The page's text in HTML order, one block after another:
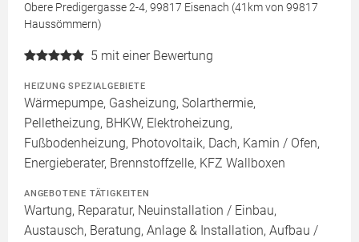
Obere Predigergasse 2-4, 99817 Eisenach (41km von 99817
Haussömmern)
5 mit einer Bewertung
HEIZUNG SPEZIALGEBIETE
Wärmepumpe, Gasheizung, Solarthermie,
Pelletheizung, BHKW, Elektroheizung,
Fußbodenheizung, Photovoltaik, Dach, Kamin / Ofen,
Energieberater, Brennstoffzelle, KFZ Wallboxen
ANGEBOTENE TÄTIGKEITEN
Wartung, Reparatur, Neuinstallation / Einbau,
Austausch, Beratung, Anlage & Installation, Aufbau /